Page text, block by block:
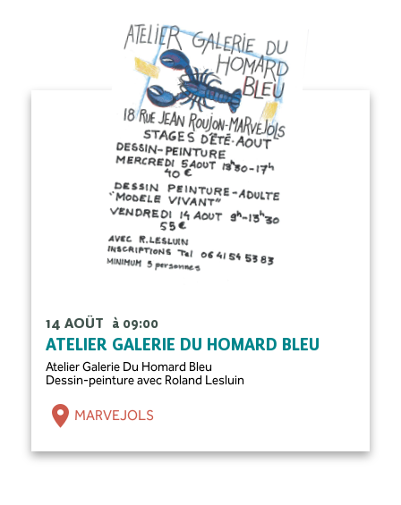
14 AOÛT à 09:00
ATELIER GALERIE DU HOMARD BLEU
Atelier Galerie Du Homard Bleu
Dessin-peinture avec Roland Lesluin
MARVEJOLS